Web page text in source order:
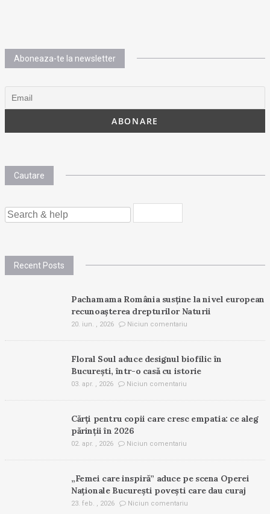
Aboneaza-te la newsletter
Cautare
SEARCH
FOR:
Recent Posts
Pachamama România susține la nivel european
recunoașterea drepturilor Naturii
20. iun. , 2026 Niciun comentariu
Floral Soul aduce designul biofilic în
București, într-o casă cu istorie
03. apr. , 2026 Niciun comentariu
Cărți pentru copii care cresc empatia: ce aleg
părinții în 2026
02. apr. , 2026 Niciun comentariu
„Femei care inspiră” aduce pe scena Operei
Naționale București povești care dau curaj
23. feb. , 2026 Niciun comentariu